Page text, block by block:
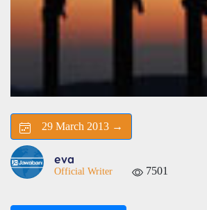
29 March 2013 →
eva
Official Writer 7501